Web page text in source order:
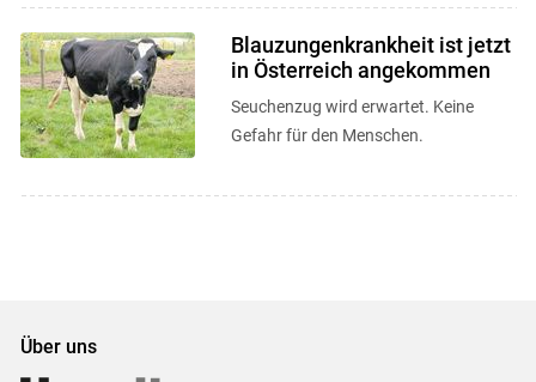
Blauzungenkrankheit ist jetzt
in Österreich angekommen
Seuchenzug wird erwartet. Keine
Gefahr für den Menschen.
Über uns